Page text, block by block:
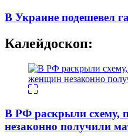
В Украине подешевел
Калейдоскоп:
В РФ раскрыли схему,
незаконно получили